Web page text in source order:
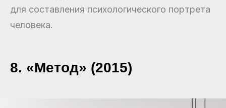
для составления психологического портрета
человека.
8. «Метод» (2015)